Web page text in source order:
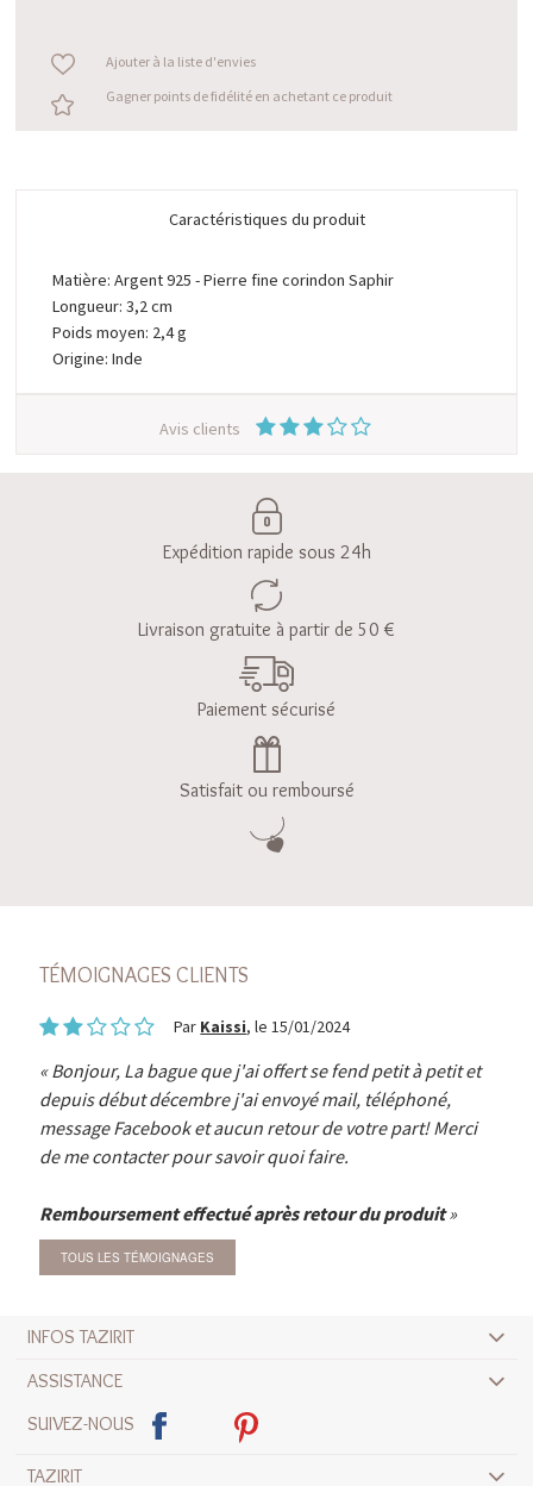
Ajouter à la liste d'envies
Gagner points de fidélité en achetant ce produit
Caractéristiques du produit
Matière: Argent 925 - Pierre fine corindon Saphir
Longueur: 3,2 cm
Poids moyen: 2,4 g
Origine: Inde
Avis clients
Expédition rapide sous 24h
Livraison gratuite à partir de 50 €
Paiement sécurisé
Satisfait ou remboursé
TÉMOIGNAGES CLIENTS
Par Kaissi, le 15/01/2024
Bonjour, La bague que j'ai offert se fend petit à petit et
depuis début décembre j'ai envoyé mail, téléphoné,
message Facebook et aucun retour de votre part! Merci
de me contacter pour savoir quoi faire.
Remboursement effectué après retour du produit
TOUS LES TÉMOIGNAGES
INFOS TAZIRIT
ASSISTANCE
SUIVEZ-NOUS
TAZIRIT